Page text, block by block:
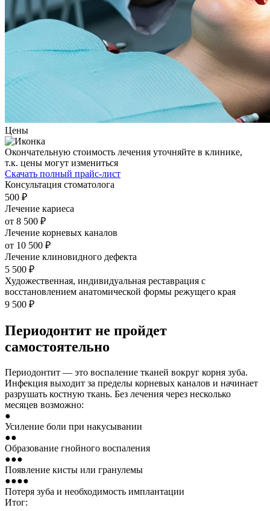
Цены
Окончательную стоимость лечения уточняйте в клинике,
т.к. цены могут измениться
Скачать полный прайс-лист
Консультация стоматолога
500 ₽
Лечение кариеса
от 8 500 ₽
Лечение корневых каналов
от 10 500 ₽
Лечение клиновидного дефекта
5 500 ₽
Художественная, индивидуальная реставрация с
восстановлением анатомической формы режущего края
9 500 ₽
Периодонтит не пройдет
самостоятельно
Периодонтит — это воспаление тканей вокруг корня зуба.
Инфекция выходит за пределы корневых каналов и начинает
разрушать костную ткань. Без лечения через несколько
месяцев возможно:
●
Усиление боли при накусывании
●●
Образование гнойного воспаления
●●●
Появление кисты или гранулемы
●●●●
Потеря зуба и необходимость имплантации
Итог: